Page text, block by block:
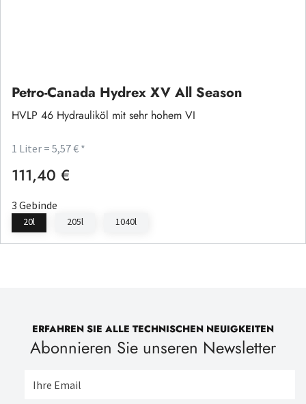
Petro-Canada Hydrex XV All Season
HVLP 46 Hydrauliköl mit sehr hohem VI
1 Liter = 5,57 € *
Regulärer Preis:
111,40 €
3 Gebinde
20l 205l 1040l
ERFAHREN SIE ALLE TECHNISCHEN NEUIGKEITEN
Abonnieren Sie unseren Newsletter